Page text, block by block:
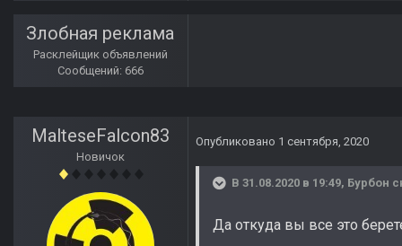
Злобная реклама
Расклейщик объявлений
Сообщений: 666
MalteseFalcon83
Новичок
Опубликовано 1 сентября, 2020
В 31.08.2020 в 19:49, Бурбон
Да откуда вы все это